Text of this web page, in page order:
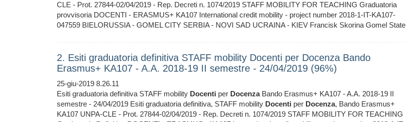
CLE - Prot. 27844-02/04/2019 - Rep. Decreti n. 1074/2019 STAFF MOBILITY FOR TEACHING Graduatoria
provvisoria DOCENTI - ERASMUS+ KA107 International credit mobility - project number 2018-1-IT-KA107-
047559 BIELORUSSIA - GOMEL CITY SERBIA - NOVI SAD UCRAINA - KIEV Francisk Skorina Gomel State
2. Esiti graduatoria definitiva STAFF mobility Docenti per Docenza Bando
Erasmus+ KA107 - A.A. 2018-19 II semestre - 24/04/2019 (96%)
25-giu-2019 8.26.11
Esiti graduatoria definitiva STAFF mobility Docenti per DocenzaBando Erasmus+ KA107 - A.A. 2018-19 II
semestre - 24/04/2019 Esiti graduatoria definitiva, STAFF mobility Docenti per Docenza, Bando Erasmus+
KA107 UNPA-CLE - Prot. 27844-02/04/2019 - Rep. Decreti n. 1074/2019 STAFF MOBILITY FOR TEACHING